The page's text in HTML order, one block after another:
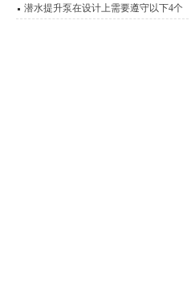
程？
潜水提升泵在设计上需要遵守以下4个